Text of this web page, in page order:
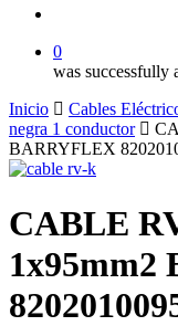
0
was successfully
Inicio
Cables
negra 1 conductor
BARRYFLEX
CABLE
1x95mm2